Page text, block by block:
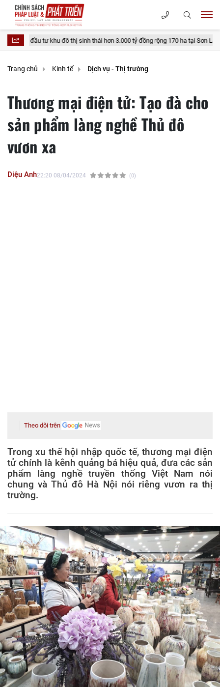
đô thị sinh thái hơn 3.000 tỷ đồng rộng 170 ha tại Sơn La Thủ
Trang chủ Kinh tế Dịch vụ - Thị trường
Thương mại điện tử: Tạo đà cho
sản phẩm làng nghề Thủ đô
vươn xa
Diệu Anh22:20 08/04/2024 (0)
Theo dõi trên
Trong xu thế hội nhập quốc tế, thương mại điện
tử chính là kênh quảng bá hiệu quả, đưa các sản
phẩm làng nghề truyền thống Việt Nam nói
chung và Thủ đô Hà Nội nói riêng vươn ra thị
trường.